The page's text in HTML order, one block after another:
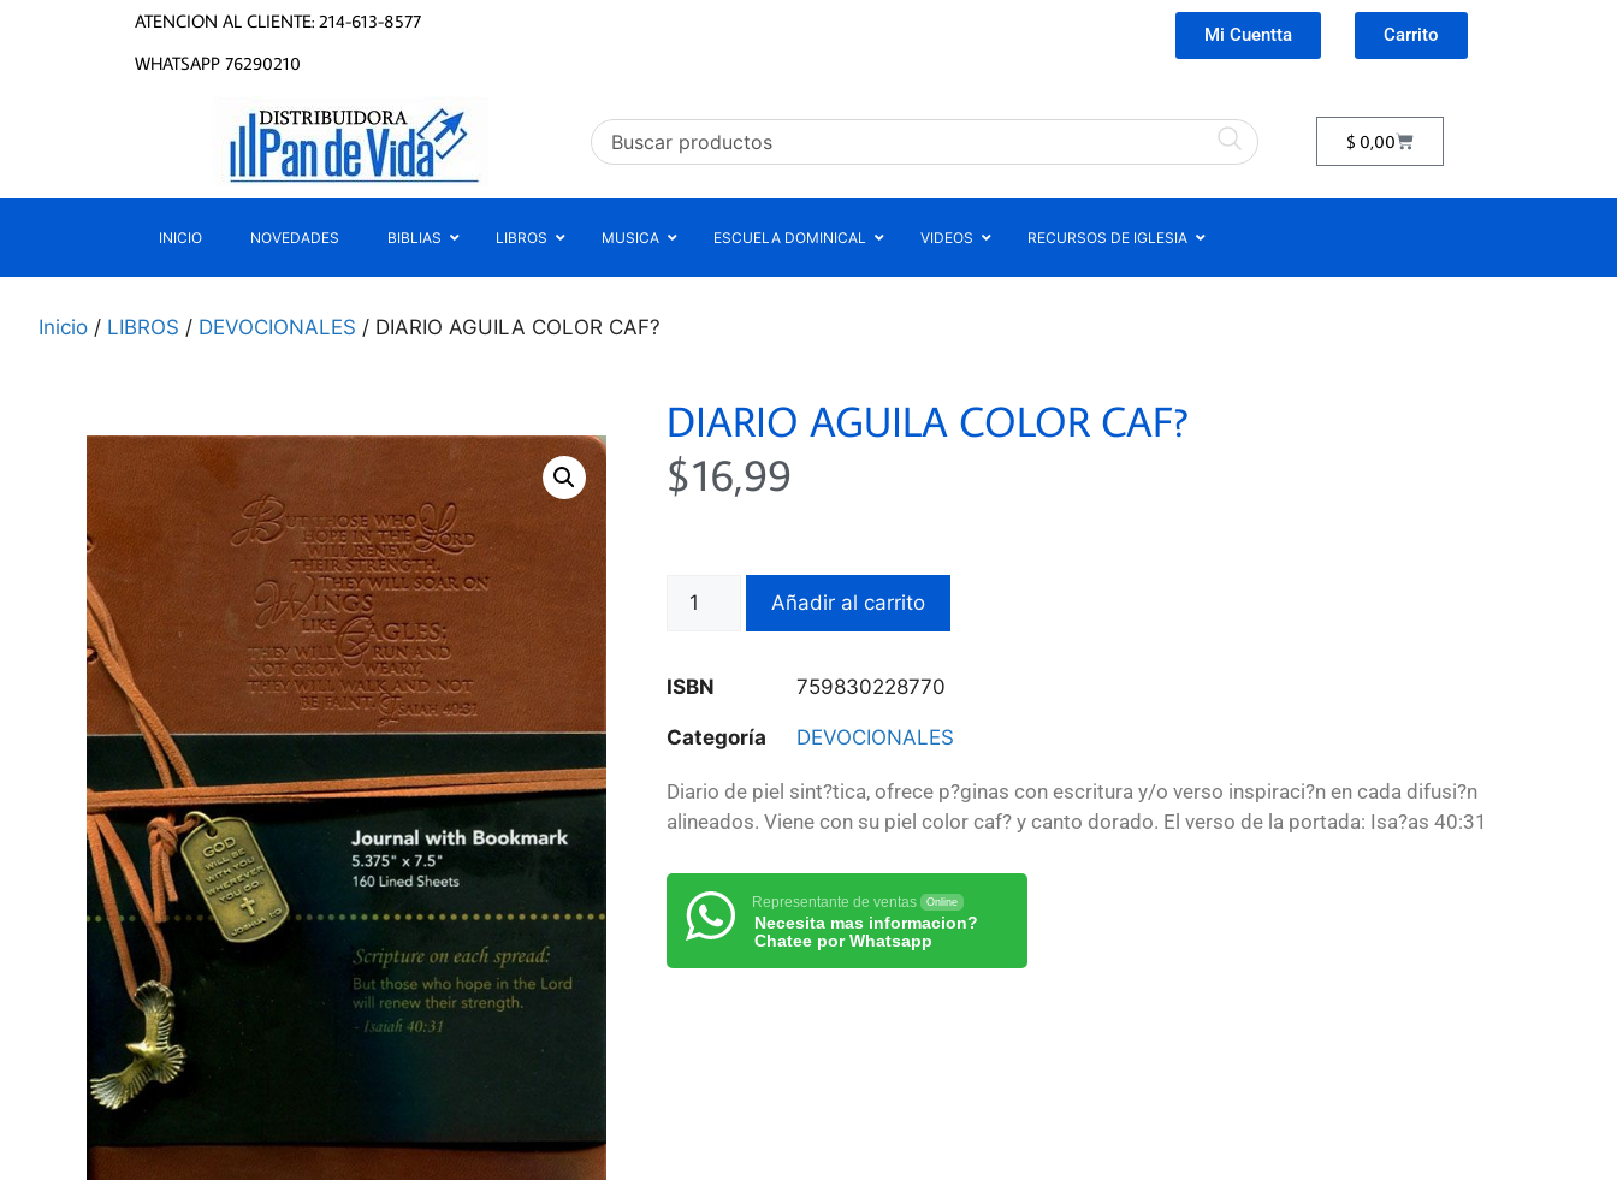
ATENCION AL CLIENTE: 214-613-8577
WHATSAPP 76290210
Mi Cuentta Carrito
$ 0,00
INICIO NOVEDADES BIBLIAS LIBROS MUSICA ESCUELA DOMINICAL VIDEOS RECURSOS DE IGLESIA
Inicio / LIBROS / DEVOCIONALES / DIARIO AGUILA COLOR CAF?
DIARIO AGUILA COLOR CAF?
$16,99
Añadir al carrito
ISBN 759830228770
Categoría DEVOCIONALES
Diario de piel sint?tica, ofrece p?ginas con escritura y/o verso inspiraci?n en cada difusi?n
alineados. Viene con su piel color caf? y canto dorado. El verso de la portada: Isa?as 40:31
Representante de ventas Online
Necesita mas informacion?
Chatee por Whatsapp